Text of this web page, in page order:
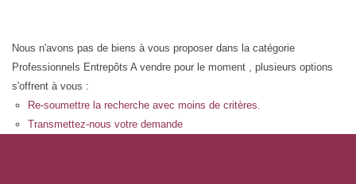
Nous n'avons pas de biens à vous proposer dans la catégorie
Professionnels Entrepôts A vendre pour le moment , plusieurs options
s'offrent à vous :
Re-soumettre la recherche avec moins de critères.
Transmettez-nous votre demande